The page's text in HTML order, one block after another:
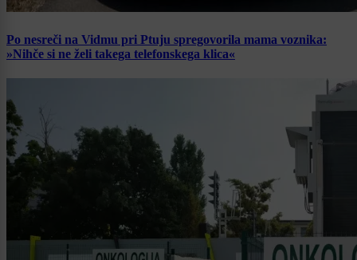
Po nesreči na Vidmu pri Ptuju spregovorila mama voznika:
»Nihče si ne želi takega telefonskega klica«